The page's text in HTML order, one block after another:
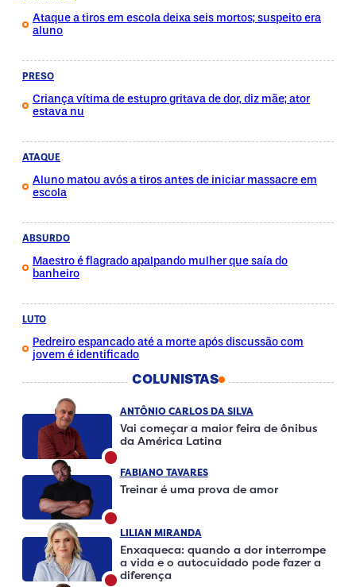
Ataque a tiros em escola deixa seis mortos; suspeito era
aluno
PRESO
Criança vítima de estupro gritava de dor, diz mãe; ator
estava nu
ATAQUE
Aluno matou avós a tiros antes de iniciar massacre em
escola
ABSURDO
Maestro é flagrado apalpando mulher que saía do
banheiro
LUTO
Pedreiro espancado até a morte após discussão com
jovem é identificado
COLUNISTAS
ANTÔNIO CARLOS DA SILVA
Vai começar a maior feira de ônibus
da América Latina
FABIANO TAVARES
Treinar é uma prova de amor
LILIAN MIRANDA
Enxaqueca: quando a dor interrompe
a vida e o autocuidado pode fazer a
diferença